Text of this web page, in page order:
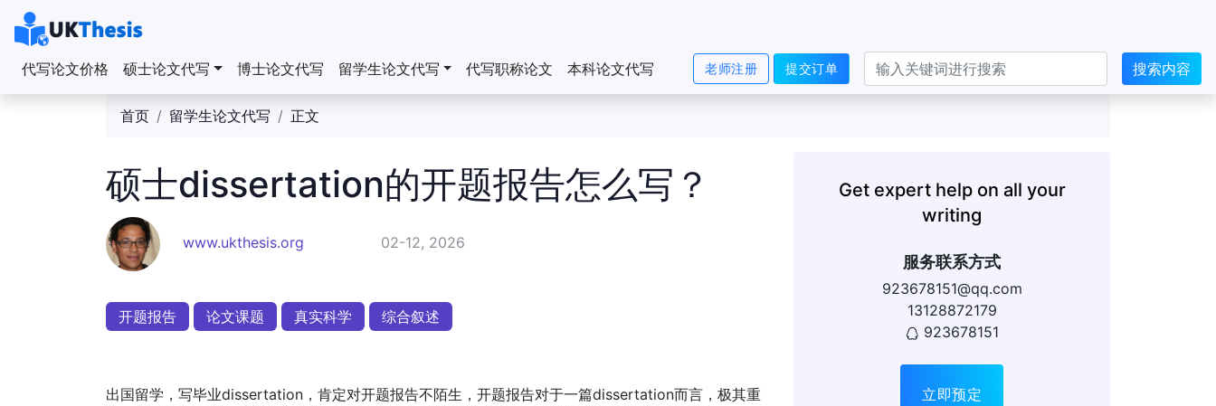
代写论文价格 硕士论文代写 博士论文代写 留学生论文代写 代写职称论文 本科论文代写 搜索内容
老师注册 提交订单
首页 留学生论文代写 正文
硕士dissertation的开题报告怎么写？
www.ukthesis.org 02-12, 2026
开题报告 论文课题 真实科学 综合叙述
出国留学，写毕业dissertation，肯定对开题报告不陌生，开题报告对于一篇dissertation而言，极其重
Get expert help on all your
writing
服务联系方式
923678151@qq.com
13128872179
923678151
立即预定